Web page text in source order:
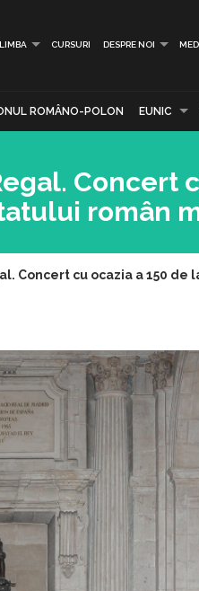
LIMBA CURSURI DESPRE NOI
ROMÂNO-POLON EUNIC
Concert
român
Concert cu ocazia a 150